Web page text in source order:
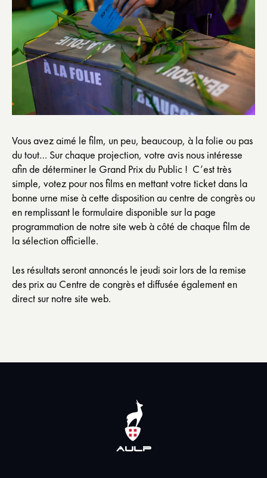
Vous avez aimé le film, un peu, beaucoup, à la folie ou pas
du tout… Sur chaque projection, votre avis nous intéresse
afin de déterminer le Grand Prix du Public ! C’est très
simple, votez pour nos films en mettant votre ticket dans la
bonne urne mise à cette disposition au centre de congrès ou
en remplissant le formulaire disponible sur la page
programmation de notre site web à côté de chaque film de
la sélection officielle.
Les résultats seront annoncés le jeudi soir lors de la remise
des prix au Centre de congrès et diffusée également en
direct sur notre site web.